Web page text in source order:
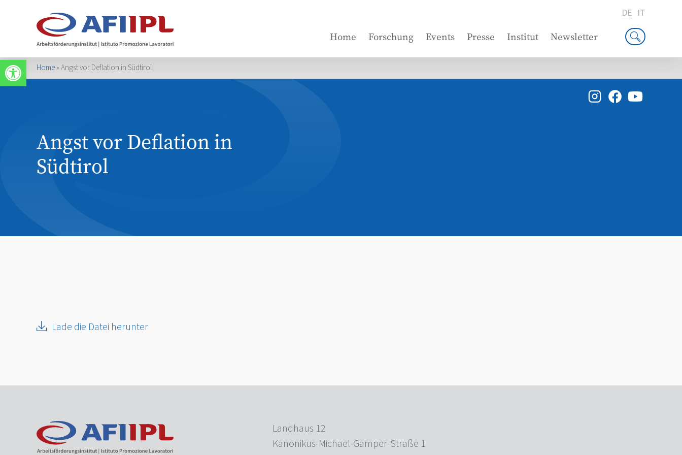
Werkzeugleiste öffnen
Home Forschung Events Presse Institut Newsletter
DE IT
Home»Angst vor Deflation in Südtirol
Angst vor Deflation in
Südtirol
Lade die Datei herunter
Landhaus 12
Kanonikus-Michael-Gamper-Straße 1